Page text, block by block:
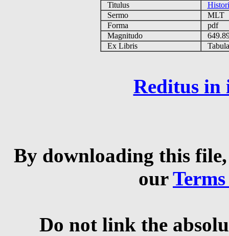
Titulus
Sermo
MLT
Forma
pdf
Magnitudo
Ex Libris
Reditus in
By downloading this
our
Do not link the